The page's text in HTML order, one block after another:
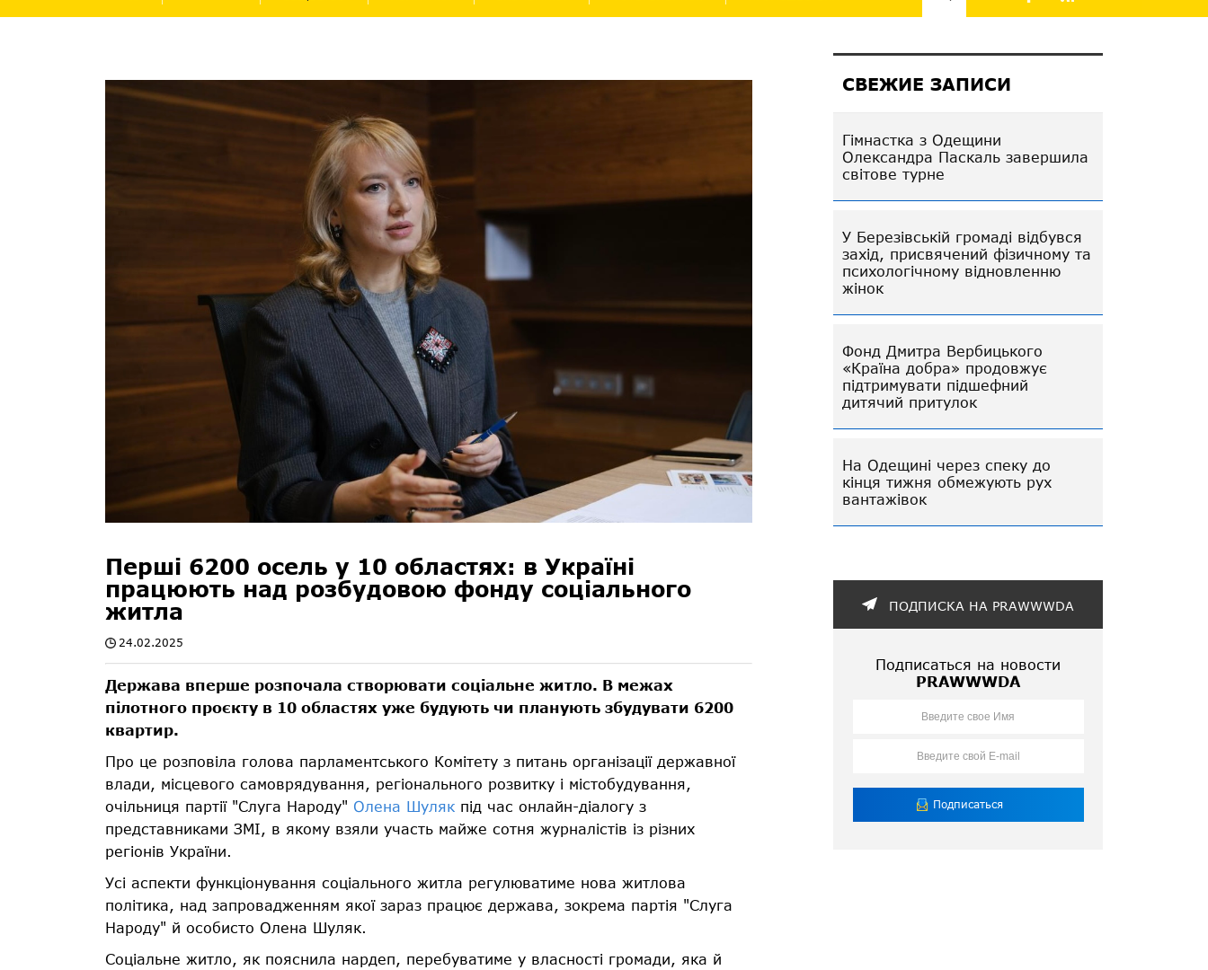
Перші 6200 осель у 10 областях: в Україні
працюють над розбудовою фонду соціального
житла
24.02.2025
Держава вперше розпочала створювати соціальне житло. В межах
пілотного проєкту в 10 областях уже будують чи планують збудувати 6200
квартир.
Про це розповіла голова парламентського Комітету з питань організації державної
влади, місцевого самоврядування, регіонального розвитку і містобудування,
очільниця партії "Слуга Народу" Олена Шуляк під час онлайн-діалогу з
представниками ЗМІ, в якому взяли участь майже сотня журналістів із різних
регіонів України.
Усі аспекти функціонування соціального житла регулюватиме нова житлова
політика, над запровадженням якої зараз працює держава, зокрема партія "Слуга
Народу" й особисто Олена Шуляк.
Соціальне житло, як пояснила нардеп, перебуватиме у власності громади, яка й
СВЕЖИЕ ЗАПИСИ
Гімнастка з Одещини
Олександра Паскаль завершила
світове турне
У Березівській громаді відбувся
захід, присвячений фізичному та
психологічному відновленню
жінок
Фонд Дмитра Вербицького
«Країна добра» продовжує
підтримувати підшефний
дитячий притулок
На Одещині через спеку до
кінця тижня обмежують рух
вантажівок
ПОДПИСКА НА PRAWWWDA
Подписаться на новости
PRAWWWDA